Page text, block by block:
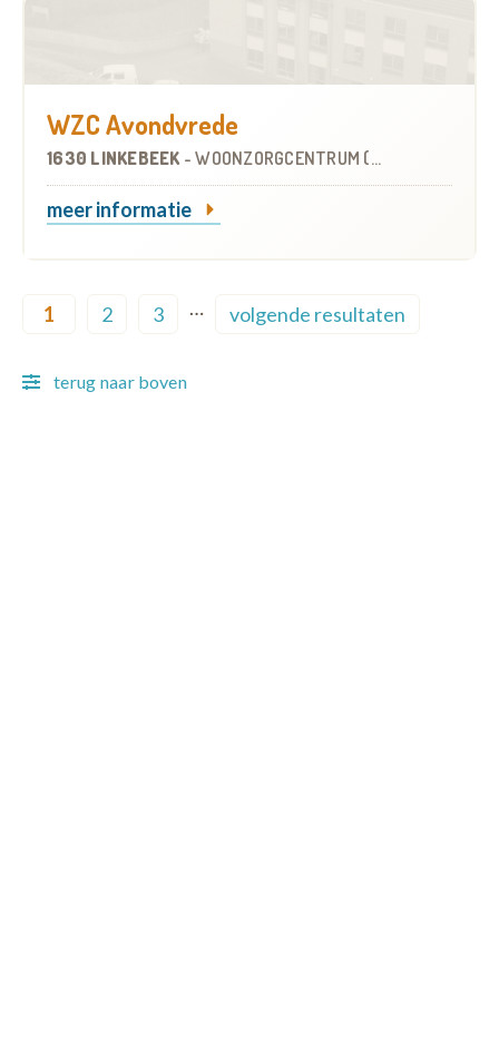
WZC Avondvrede
1630 LINKEBEEK -WOONZORGCENTRUM (WZC)
meer informatie
1 2 3
…
volgende resultaten
terug naar boven